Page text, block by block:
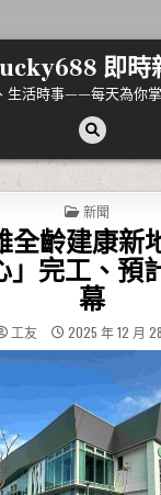
即時
生活時事——每天為你
POSTED IN
新聞
全齡建康新
」完工、預
幕
工友 2025 年 12 月